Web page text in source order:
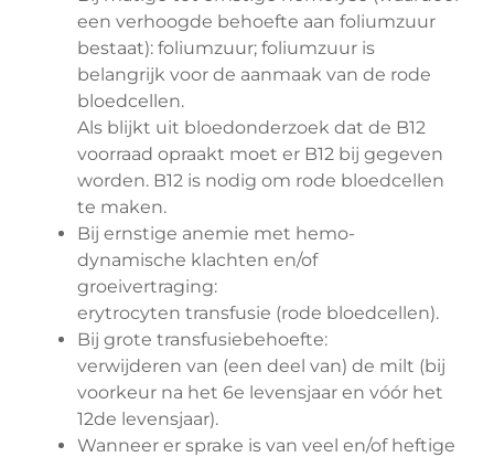
een verhoogde behoefte aan foliumzuur
bestaat): foliumzuur; foliumzuur is
belangrijk voor de aanmaak van de rode
bloedcellen.
Als blijkt uit bloedonderzoek dat de B12
voorraad opraakt moet er B12 bij gegeven
worden. B12 is nodig om rode bloedcellen
te maken.
Bij ernstige anemie met hemo-
dynamische klachten en/of
groeivertraging:
erytrocyten transfusie (rode bloedcellen).
Bij grote transfusiebehoefte:
verwijderen van (een deel van) de milt (bij
voorkeur na het 6e levensjaar en vóór het
12de levensjaar).
Wanneer er sprake is van veel en/of heftige